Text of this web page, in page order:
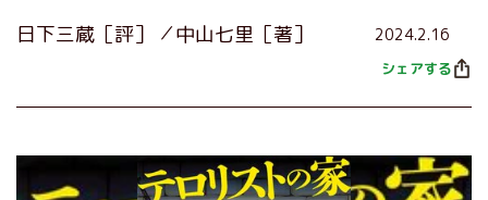
日下三蔵［評］ 中山七里［著］ 2024.2.16
シェアする